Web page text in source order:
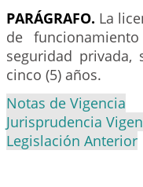
PARÁGRAFO. La
de
seguridad
cinco (5) años.
Notas de Vigencia
Jurisprudencia
Legislación Anterior